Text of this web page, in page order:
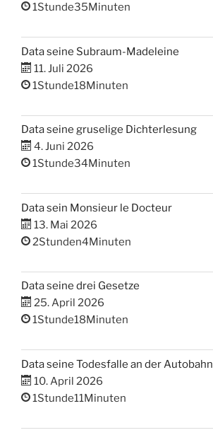
1Stunde35Minuten
Data seine Subraum-Madeleine
11. Juli 2026
1Stunde18Minuten
Data seine gruselige Dichterlesung
4. Juni 2026
1Stunde34Minuten
Data sein Monsieur le Docteur
13. Mai 2026
2Stunden4Minuten
Data seine drei Gesetze
25. April 2026
1Stunde18Minuten
Data seine Todesfalle an der Autobahn
10. April 2026
1Stunde11Minuten